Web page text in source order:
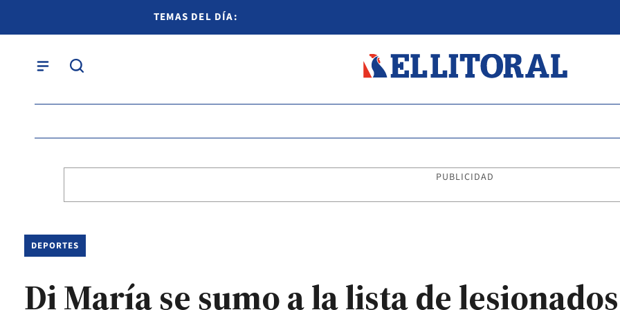
TEMAS DEL DÍA:
PUBLICIDAD
DEPORTES
Di María se sumo a la lista de